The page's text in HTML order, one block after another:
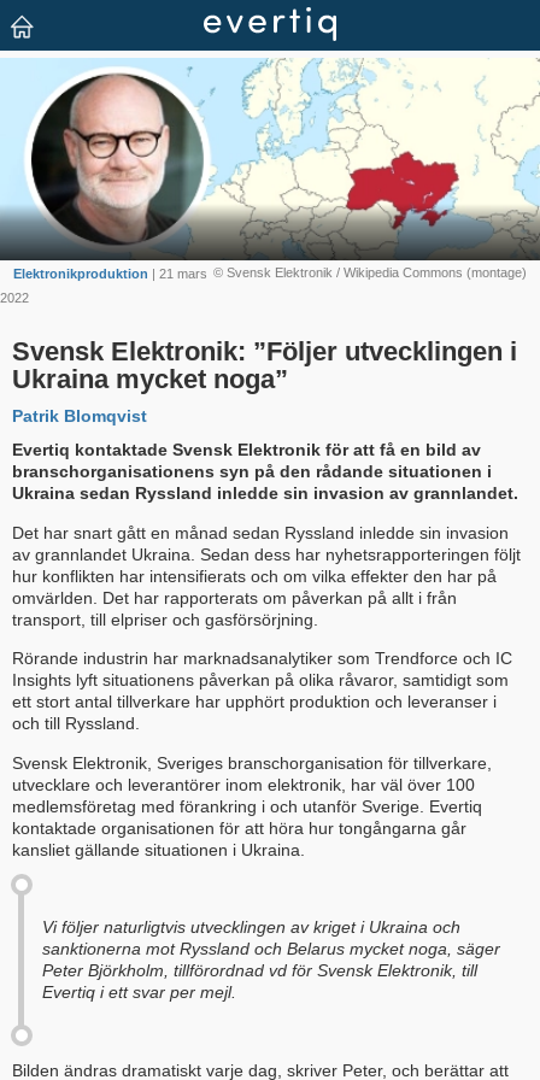
© Svensk Elektronik / Wikipedia Commons (montage)
Elektronikproduktion | 21 mars
2022
Svensk Elektronik: ”Följer utvecklingen i
Ukraina mycket noga”
Patrik Blomqvist
Evertiq kontaktade Svensk Elektronik för att få en bild av
branschorganisationens syn på den rådande situationen i
Ukraina sedan Ryssland inledde sin invasion av grannlandet.
Det har snart gått en månad sedan Ryssland inledde sin invasion
av grannlandet Ukraina. Sedan dess har nyhetsrapporteringen följt
hur konflikten har intensifierats och om vilka effekter den har på
omvärlden. Det har rapporterats om påverkan på allt i från
transport, till elpriser och gasförsörjning.
Rörande industrin har marknadsanalytiker som Trendforce och IC
Insights lyft situationens påverkan på olika råvaror, samtidigt som
ett stort antal tillverkare har upphört produktion och leveranser i
och till Ryssland.
Svensk Elektronik, Sveriges branschorganisation för tillverkare,
utvecklare och leverantörer inom elektronik, har väl över 100
medlemsföretag med förankring i och utanför Sverige. Evertiq
kontaktade organisationen för att höra hur tongångarna går
kansliet gällande situationen i Ukraina.
Vi följer naturligtvis utvecklingen av kriget i Ukraina och
sanktionerna mot Ryssland och Belarus mycket noga, säger
Peter Björkholm, tillförordnad vd för Svensk Elektronik, till
Evertiq i ett svar per mejl.
Bilden ändras dramatiskt varje dag, skriver Peter, och berättar att